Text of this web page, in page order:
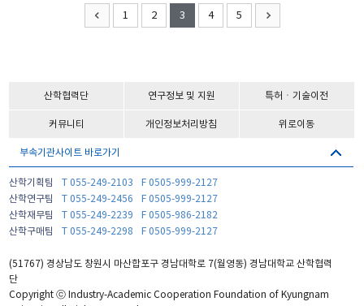
1 2 3 4 5
산학협력단 연구정보 및 지원 특허ㆍ기술이전
커뮤니티 개인정보처리방침 위로이동
부속기관사이트 바로가기
산학기획팀 T 055-249-2103
F 0505-999-2127
산학연구팀
T 055-249-2456
F 0505-999-2127
산학재무팀
T 055-249-2239
F 0505-986-2182
산학구매팀
T 055-249-2298 F 0505-999-2127
(51767) 경상남도 창원시 마산합포구 경남대학로 7(월영동) 경남대학교 산학협력
단
Copyright ⓒ Industry-Academic Cooperation Foundation of Kyungnam